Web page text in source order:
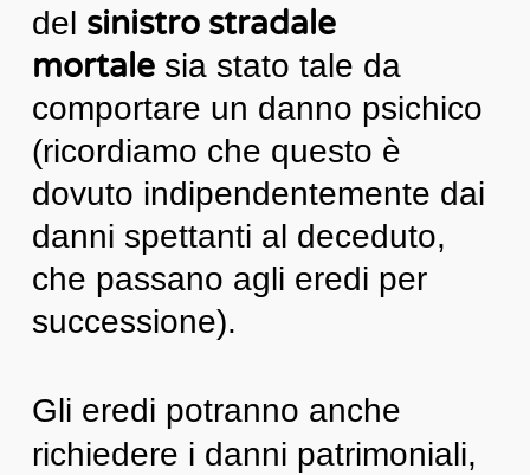
del sinistro stradale
mortalesia stato tale da
comportare un danno psichico
(ricordiamo che questo è
dovuto indipendentemente dai
danni spettanti al deceduto,
che passano agli eredi per
successione).
Gli eredi potranno anche
richiedere i danni patrimoniali,